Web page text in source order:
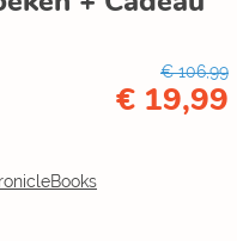
€ 106,99
€ 19,99